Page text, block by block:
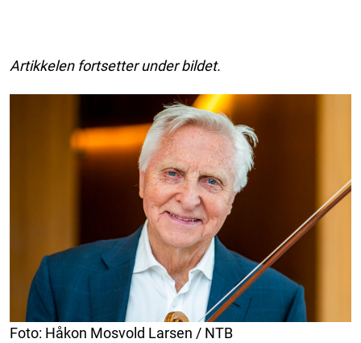
Artikkelen fortsetter under bildet.
Foto: Håkon Mosvold Larsen / NTB